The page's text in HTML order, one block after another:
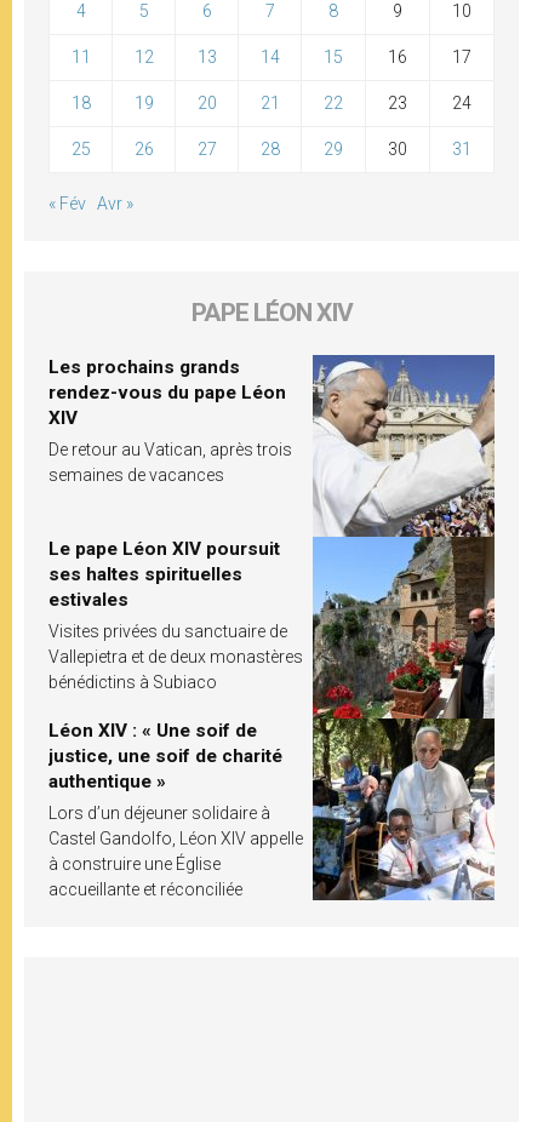
4 5 6 7 8 9 10
11 12 13 14 15 16 17
18 19 20 21 22 23 24
25 26 27 28 29 30 31
« Fév Avr »
PAPE LÉON XIV
Les prochains grands
rendez-vous du pape Léon
XIV
De retour au Vatican, après trois
semaines de vacances
Le pape Léon XIV poursuit
ses haltes spirituelles
estivales
Visites privées du sanctuaire de
Vallepietra et de deux monastères
bénédictins à Subiaco
Léon XIV : « Une soif de
justice, une soif de charité
authentique »
Lors d’un déjeuner solidaire à
Castel Gandolfo, Léon XIV appelle
à construire une Église
accueillante et réconciliée